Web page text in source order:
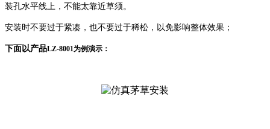
装孔水平线上，不能太靠近草须。
安装时不要过于紧凑，也不要过于稀松，以免影响整体效果；
下面以产品LZ-8001为例演示：